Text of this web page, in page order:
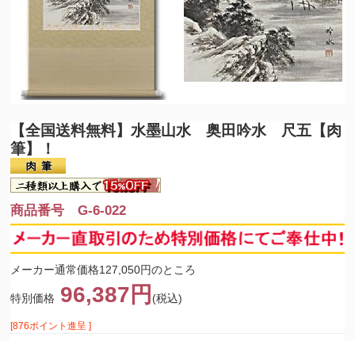
【全国送料無料】水墨山水 奥田吟水 尺五【肉
筆】！
商品番号 G-6-022
メーカー通常価格127,050円のところ
特別価格 96,387円 (税込)
[876ポイント進呈 ]